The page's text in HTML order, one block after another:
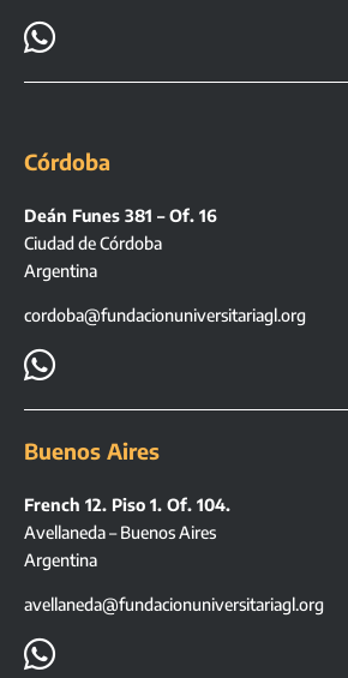

Córdoba
Deán Funes 381 – Of. 16
Ciudad de Córdoba
Argentina
cordoba@fundacionuniversitariagl.org

Buenos Aires
French 12. Piso 1. Of. 104.
Avellaneda – Buenos Aires
Argentina
avellaneda@fundacionuniversitariagl.org
